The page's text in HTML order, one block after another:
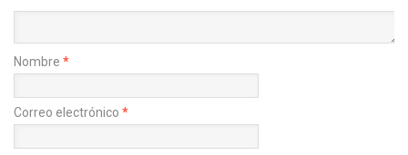
Nombre *
Correo electrónico *